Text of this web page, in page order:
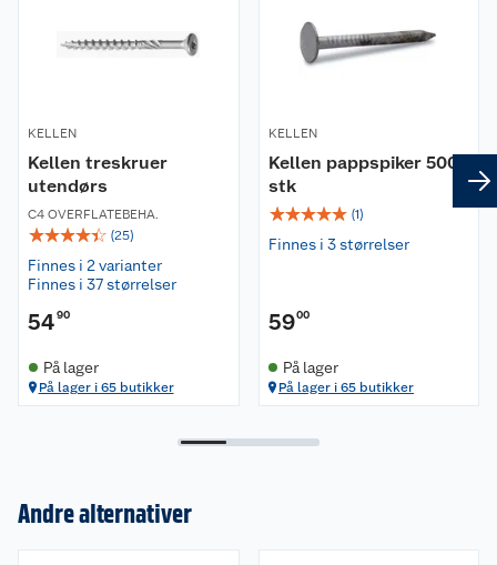
KELLEN
Kellen treskruer
utendørs
C4 OVERFLATEBEHA.
☆☆☆☆☆ (25)
Finnes i 2 varianter
Finnes i 37 størrelser
5490
På lager
På lager i 65 butikker
KELLEN
Kellen pappspiker 500
stk
☆☆☆☆☆ (1)
Finnes i 3 størrelser
5900
På lager
På lager i 65 butikker
Andre alternativer